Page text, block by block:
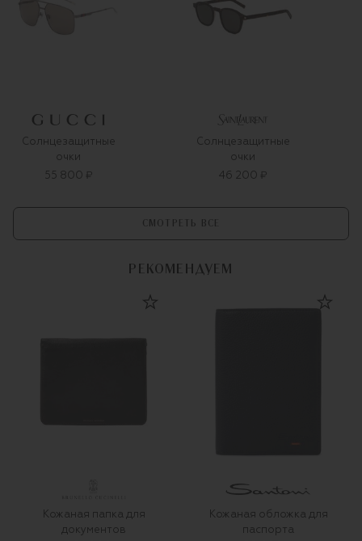
Солнцезащитные
очки
55 800 ₽
Солнцезащитные
очки
46 200 ₽
СМОТРЕТЬ ВСЕ
РЕКОМЕНДУЕМ
Кожаная папка для
документов
Кожаная обложка для
паспорта